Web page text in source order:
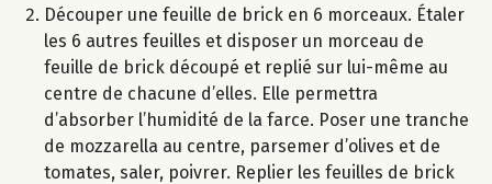
Découper une feuille de brick en 6 morceaux. Étaler
les 6 autres feuilles et disposer un morceau de
feuille de brick découpé et replié sur lui-même au
centre de chacune d’elles. Elle permettra
d’absorber l’humidité de la farce. Poser une tranche
de mozzarella au centre, parsemer d’olives et de
tomates, saler, poivrer. Replier les feuilles de brick